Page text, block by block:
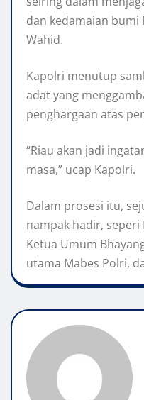
dan kedamaian bumi
Wahid.
Kapolri menutup
adat yang
penghargaan atas
“Riau akan jadi
masa,” ucap Kapolri.
Dalam prosesi itu,
nampak hadir, seperi
Ketua Umum
utama Mabes Polri,